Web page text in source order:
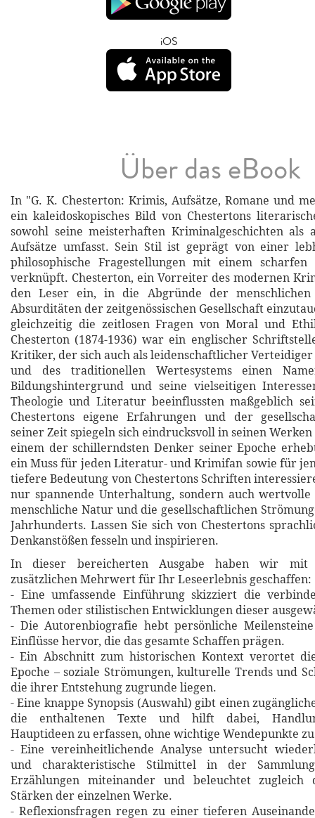
iOS
Über das eBook
In "G. K. Chesterton: Krimis, Aufsätze, Romane und
ein kaleidoskopisches Bild von Chestertons
sowohl seine meisterhaften Kriminalgeschichten als
Aufsätze umfasst. Sein Stil ist geprägt von einer
philosophische Fragestellungen mit einem
verknüpft. Chesterton, ein Vorreiter des modernen
den Leser ein, in die Abgründe der
Absurditäten der zeitgenössischen Gesellschaft
gleichzeitig die zeitlosen Fragen von Moral und
Chesterton (1874-1936) war ein englischer
Kritiker, der sich auch als leidenschaftlicher Verteidiger
und des traditionellen Wertesystems einen
Bildungshintergrund und seine vielseitigen
Theologie und Literatur beeinflussten maßgeblich
Chestertons eigene Erfahrungen und der
seiner Zeit spiegeln sich eindrucksvoll in seinen
einem der schillerndsten Denker seiner Epoche
ein Muss für jeden Literatur- und Krimifan sowie für
tiefere Bedeutung von Chestertons Schriften
nur spannende Unterhaltung, sondern auch
menschliche Natur und die gesellschaftlichen
Jahrhunderts. Lassen Sie sich von Chestertons
Denkanstößen fesseln und inspirieren.
In dieser bereicherten Ausgabe haben wir mit
zusätzlichen Mehrwert für Ihr Leseerlebnis geschaffen:
- Eine umfassende Einführung skizziert die
Themen oder stilistischen Entwicklungen dieser
- Die Autorenbiografie hebt persönliche
Einflüsse hervor, die das gesamte Schaffen prägen.
- Ein Abschnitt zum historischen Kontext verortet
Epoche – soziale Strömungen, kulturelle Trends und
die ihrer Entstehung zugrunde liegen.
- Eine knappe Synopsis (Auswahl) gibt einen
die enthaltenen Texte und hilft dabei,
Hauptideen zu erfassen, ohne wichtige Wendepunkte
- Eine vereinheitlichende Analyse untersucht
und charakteristische Stilmittel in der
Erzählungen miteinander und beleuchtet zugleich
Stärken der einzelnen Werke.
- Reflexionsfragen regen zu einer tieferen